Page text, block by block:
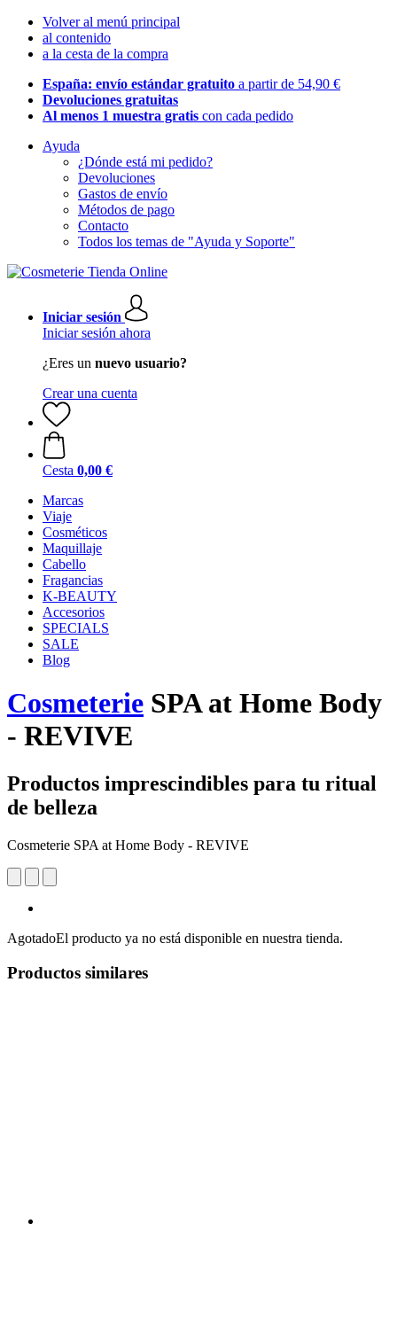
Volver al menú principal
al contenido
a la cesta de la compra
España: envío estándar gratuito a partir de 54,90 €
Devoluciones gratuitas
Al menos 1 muestra gratis con cada pedido
Ayuda
¿Dónde está mi pedido?
Devoluciones
Gastos de envío
Métodos de pago
Contacto
Todos los temas de "Ayuda y Soporte"
Iniciar sesión
Iniciar sesión ahora
¿Eres un nuevo usuario?
Crear una cuenta
Cesta 0,00 €
Marcas
Viaje
Cosméticos
Maquillaje
Cabello
Fragancias
K-BEAUTY
Accesorios
SPECIALS
SALE
Blog
Cosmeterie SPA at Home Body
- REVIVE
Productos imprescindibles para tu ritual
de belleza
Cosmeterie SPA at Home Body - REVIVE
AgotadoEl producto ya no está disponible en nuestra tienda.
Productos similares